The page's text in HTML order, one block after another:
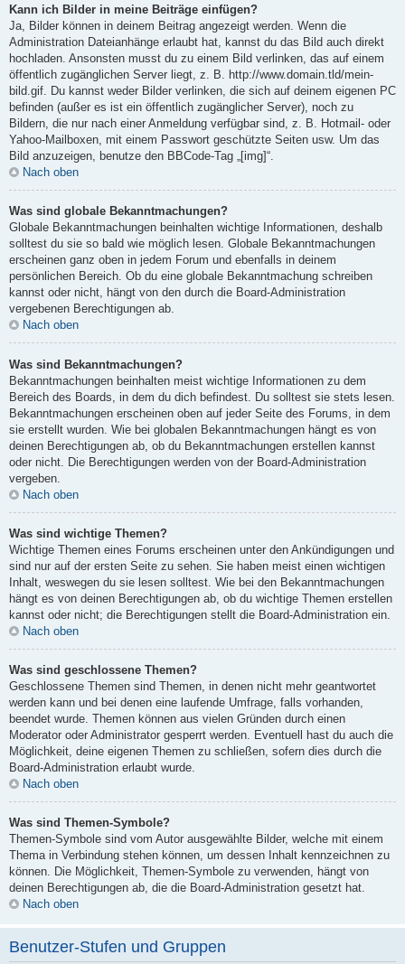
Kann ich Bilder in meine Beiträge einfügen?
Ja, Bilder können in deinem Beitrag angezeigt werden. Wenn die
Administration Dateianhänge erlaubt hat, kannst du das Bild auch direkt
hochladen. Ansonsten musst du zu einem Bild verlinken, das auf einem
öffentlich zugänglichen Server liegt, z. B. http://www.domain.tld/mein-
bild.gif. Du kannst weder Bilder verlinken, die sich auf deinem eigenen PC
befinden (außer es ist ein öffentlich zugänglicher Server), noch zu
Bildern, die nur nach einer Anmeldung verfügbar sind, z. B. Hotmail- oder
Yahoo-Mailboxen, mit einem Passwort geschützte Seiten usw. Um das
Bild anzuzeigen, benutze den BBCode-Tag „[img]“.
Nach oben
Was sind globale Bekanntmachungen?
Globale Bekanntmachungen beinhalten wichtige Informationen, deshalb
solltest du sie so bald wie möglich lesen. Globale Bekanntmachungen
erscheinen ganz oben in jedem Forum und ebenfalls in deinem
persönlichen Bereich. Ob du eine globale Bekanntmachung schreiben
kannst oder nicht, hängt von den durch die Board-Administration
vergebenen Berechtigungen ab.
Nach oben
Was sind Bekanntmachungen?
Bekanntmachungen beinhalten meist wichtige Informationen zu dem
Bereich des Boards, in dem du dich befindest. Du solltest sie stets lesen.
Bekanntmachungen erscheinen oben auf jeder Seite des Forums, in dem
sie erstellt wurden. Wie bei globalen Bekanntmachungen hängt es von
deinen Berechtigungen ab, ob du Bekanntmachungen erstellen kannst
oder nicht. Die Berechtigungen werden von der Board-Administration
vergeben.
Nach oben
Was sind wichtige Themen?
Wichtige Themen eines Forums erscheinen unter den Ankündigungen und
sind nur auf der ersten Seite zu sehen. Sie haben meist einen wichtigen
Inhalt, weswegen du sie lesen solltest. Wie bei den Bekanntmachungen
hängt es von deinen Berechtigungen ab, ob du wichtige Themen erstellen
kannst oder nicht; die Berechtigungen stellt die Board-Administration ein.
Nach oben
Was sind geschlossene Themen?
Geschlossene Themen sind Themen, in denen nicht mehr geantwortet
werden kann und bei denen eine laufende Umfrage, falls vorhanden,
beendet wurde. Themen können aus vielen Gründen durch einen
Moderator oder Administrator gesperrt werden. Eventuell hast du auch die
Möglichkeit, deine eigenen Themen zu schließen, sofern dies durch die
Board-Administration erlaubt wurde.
Nach oben
Was sind Themen-Symbole?
Themen-Symbole sind vom Autor ausgewählte Bilder, welche mit einem
Thema in Verbindung stehen können, um dessen Inhalt kennzeichnen zu
können. Die Möglichkeit, Themen-Symbole zu verwenden, hängt von
deinen Berechtigungen ab, die die Board-Administration gesetzt hat.
Nach oben
Benutzer-Stufen und Gruppen